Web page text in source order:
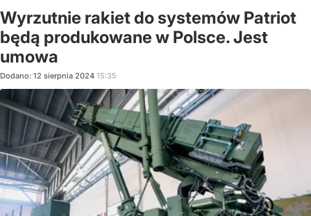
Wyrzutnie rakiet do systemów Patriot
będą produkowane w Polsce. Jest
umowa
Dodano: 12 sierpnia 2024 15:35